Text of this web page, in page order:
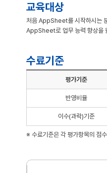
교육대상
처음 AppSheet를 시작하시는
AppSheet로 업무 능력 향상을
수료기준
평가기준
반영비율
이수(과락)기준
※ 수료기준은 각 평가항목의 점